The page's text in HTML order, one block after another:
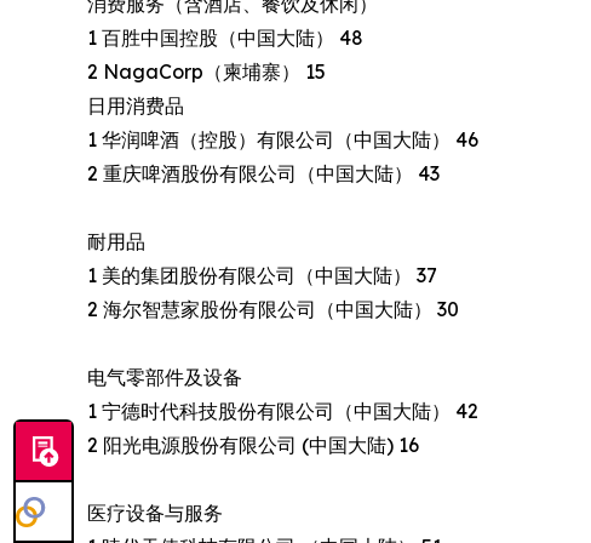
1 百胜中国控股（中国大陆） 48
2 NagaCorp（柬埔寨） 15
日用消费品
1 华润啤酒（控股）有限公司（中国大陆） 46
2 重庆啤酒股份有限公司（中国大陆） 43
耐用品
1 美的集团股份有限公司（中国大陆） 37
2 海尔智慧家股份有限公司（中国大陆） 30
电气零部件及设备
1 宁德时代科技股份有限公司（中国大陆） 42
2 阳光电源股份有限公司 (中国大陆) 16
医疗设备与服务